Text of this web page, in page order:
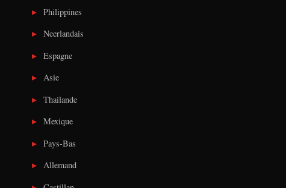
Philippines
Neerlandais
Espagne
Asie
Thailande
Mexique
Pays-Bas
Allemand